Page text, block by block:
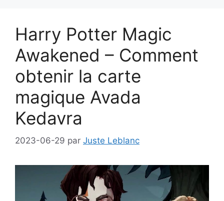
Harry Potter Magic
Awakened – Comment
obtenir la carte
magique Avada
Kedavra
2023-06-29 par Juste Leblanc